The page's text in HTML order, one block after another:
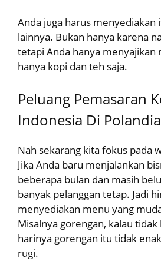
Anda juga harus menyediakan
lainnya. Bukan hanya karena
tetapi Anda hanya menyajikan
hanya kopi dan teh saja.
Peluang Pemasaran
Indonesia Di Polandia
Nah sekarang kita fokus pada
Jika Anda baru menjalankan
beberapa bulan dan masih
banyak pelanggan tetap. Jadi
menyediakan menu yang
Misalnya gorengan, kalau tidak
harinya gorengan itu tidak
rugi.